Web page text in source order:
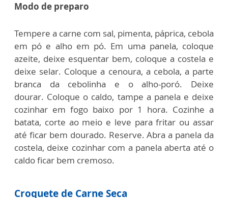
Modo de preparo
Tempere a carne com sal, pimenta, páprica, cebola
em pó e alho em pó. Em uma panela, coloque
azeite, deixe esquentar bem, coloque a costela e
deixe selar. Coloque a cenoura, a cebola, a parte
branca da cebolinha e o alho-poró. Deixe
dourar. Coloque o caldo, tampe a panela e deixe
cozinhar em fogo baixo por 1 hora. Cozinhe a
batata, corte ao meio e leve para fritar ou assar
até ficar bem dourado. Reserve.Abra a panela da
costela, deixe cozinhar com a panela aberta até o
caldo ficar bem cremoso.
Croquete de Carne Seca